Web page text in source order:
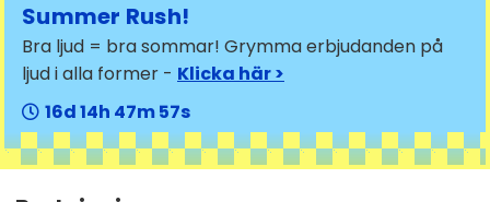
Summer Rush!
Bra ljud = bra sommar! Grymma erbjudanden på
ljud i alla former - Klicka här >
16
14 47 57